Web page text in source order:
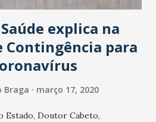
explica na
Contingência para
Braga março 17, 2020
Estado, Doutor Cabeto,